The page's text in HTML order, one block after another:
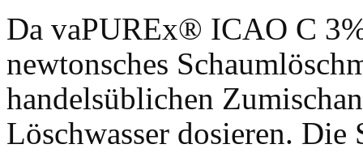
Da vaPUREx® ICAO C
newtonsches
handelsüblichen
Löschwasser dosieren. Die